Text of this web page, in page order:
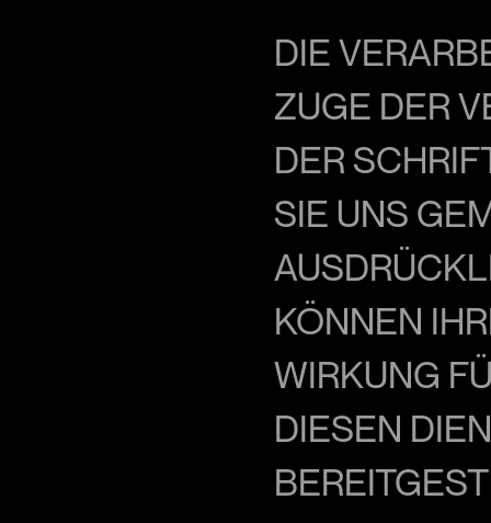
DIE
ZUGE DER
DER
SIE UNS
ÖNNEN
IRKUNG
IESEN